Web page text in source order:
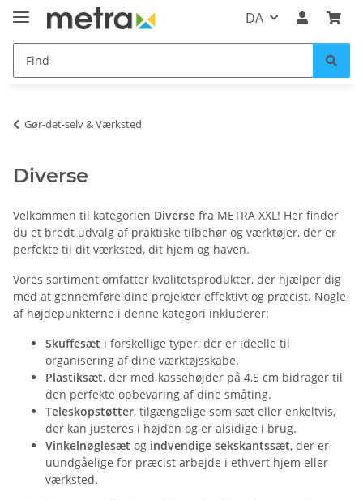
DA
Gør-det-selv & Værksted
Diverse
Velkommen til kategorien Diverse fra METRA XXL! Her finder
du et bredt udvalg af praktiske tilbehør og værktøjer, der er
perfekte til dit værksted, dit hjem og haven.
Vores sortiment omfatter kvalitetsprodukter, der hjælper dig
med at gennemføre dine projekter effektivt og præcist. Nogle
af højdepunkterne i denne kategori inkluderer:
Skuffesæt i forskellige typer, der er ideelle til
organisering af dine værktøjsskabe.
Plastiksæt, der med kassehøjder på 4,5 cm bidrager til
den perfekte opbevaring af dine småting.
Teleskopstøtter, tilgængelige som sæt eller enkeltvis,
der kan justeres i højden og er alsidige i brug.
Vinkelnøglesæt og indvendige sekskantssæt, der er
uundgåelige for præcist arbejde i ethvert hjem eller
værksted.